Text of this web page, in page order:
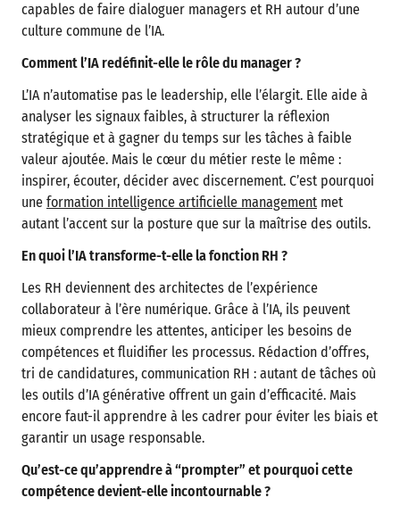
capables de faire dialoguer managers et RH autour d’une
culture commune de l’IA.
Comment l’IA redéfinit-elle le rôle du manager ?
L’IA n’automatise pas le leadership, elle l’élargit. Elle aide à
analyser les signaux faibles, à structurer la réflexion
stratégique et à gagner du temps sur les tâches à faible
valeur ajoutée. Mais le cœur du métier reste le même :
inspirer, écouter, décider avec discernement. C’est pourquoi
une formation intelligence artificielle management met
autant l’accent sur la posture que sur la maîtrise des outils.
En quoi l’IA transforme-t-elle la fonction RH ?
Les RH deviennent des architectes de l’expérience
collaborateur à l’ère numérique. Grâce à l’IA, ils peuvent
mieux comprendre les attentes, anticiper les besoins de
compétences et fluidifier les processus. Rédaction d’offres,
tri de candidatures, communication RH : autant de tâches où
les outils d’IA générative offrent un gain d’efficacité. Mais
encore faut-il apprendre à les cadrer pour éviter les biais et
garantir un usage responsable.
Qu’est-ce qu’apprendre à “prompter” et pourquoi cette
compétence devient-elle incontournable ?